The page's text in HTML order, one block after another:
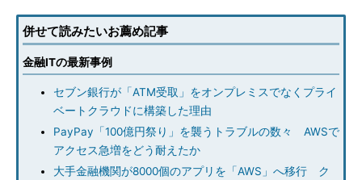
併せて読みたいお薦め記事
金融ITの最新事例
セブン銀行が「ATM受取」をオンプレミスでなくプライ
ベートクラウドに構築した理由
PayPay「100億円祭り」を襲うトラブルの数々 AWSで
アクセス急増をどう耐えたか
大手金融機関が8000個のアプリを「AWS」へ移行 ク